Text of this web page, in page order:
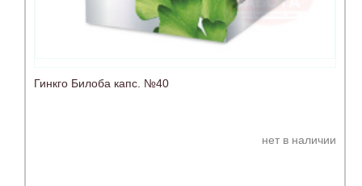
Гинкго Билоба капс. №40
нет в наличии